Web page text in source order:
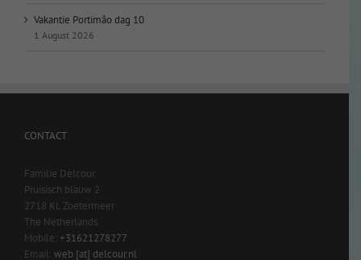
Vakantie Portimão dag 10
1 August 2026
CONTACT
Familie Delcour
Pruisisch blauw 2
2718 KL Zoetermeer
The Netherlands
Mobile: +31621278277
Email: web [at] delcour.nl